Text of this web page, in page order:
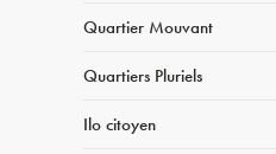
Quartier Mouvant
Quartiers Pluriels
Ilo citoyen